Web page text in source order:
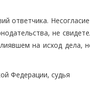
ответчика.
не
на исход дела,
Федерации, судья